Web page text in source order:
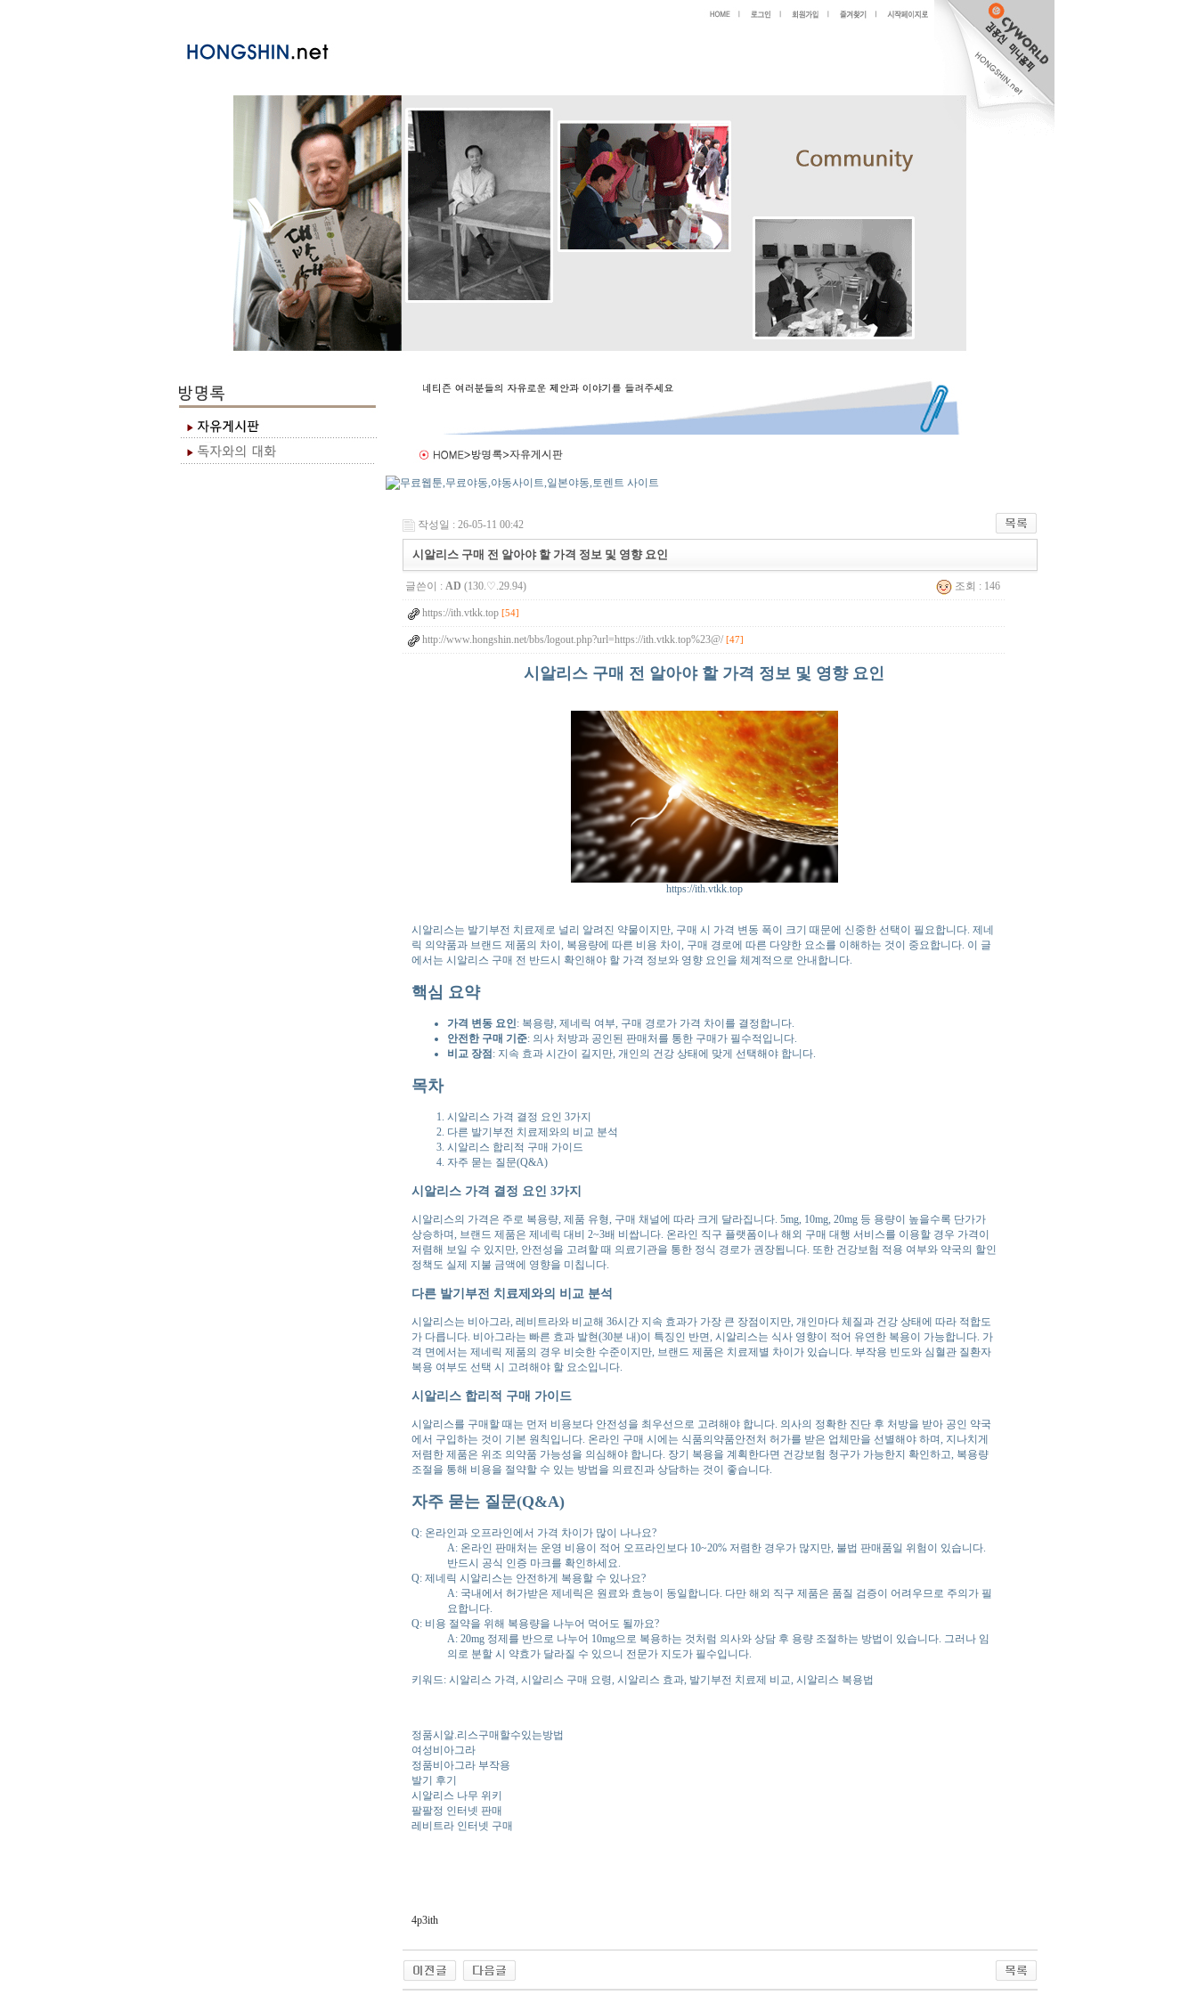
작성일 : 26-05-11 00:42
시알리스 구매 전 알아야 할 가격 정보 및 영향 요인
글쓴이 : AD (130.♡.29.94) 조회 : 146
https://ith.vtkk.top [54]
http://www.hongshin.net/bbs/logout.php?url=https://ith.vtkk.top%23@/ [47]
시알리스 구매 전 알아야 할 가격 정보 및 영향 요인
https://ith.vtkk.top
시알리스는 발기부전 치료제로 널리 알려진 약물이지만, 구매 시 가격 변동 폭이 크기 때문에 신중한 선택이 필요합니다. 제네
릭 의약품과 브랜드 제품의 차이, 복용량에 따른 비용 차이, 구매 경로에 따른 다양한 요소를 이해하는 것이 중요합니다. 이 글
에서는 시알리스 구매 전 반드시 확인해야 할 가격 정보와 영향 요인을 체계적으로 안내합니다.
핵심 요약
가격 변동 요인: 복용량, 제네릭 여부, 구매 경로가 가격 차이를 결정합니다.
안전한 구매 기준: 의사 처방과 공인된 판매처를 통한 구매가 필수적입니다.
비교 장점 : 지속 효과 시간이 길지만, 개인의 건강 상태에 맞게 선택해야 합니다.
목차
시알리스 가격 결정 요인 3가지
다른 발기부전 치료제와의 비교 분석
시알리스 합리적 구매 가이드
자주 묻는 질문(Q&A)
시알리스 가격 결정 요인 3가지
시알리스의 가격은 주로 복용량, 제품 유형, 구매 채널에 따라 크게 달라집니다. 5mg, 10mg, 20mg 등 용량이 높을수록 단가가
상승하며, 브랜드 제품은 제네릭 대비 2~3배 비쌉니다. 온라인 직구 플랫폼이나 해외 구매 대행 서비스를 이용할 경우 가격이
저렴해 보일 수 있지만, 안전성을 고려할 때 의료기관을 통한 정식 경로가 권장됩니다. 또한 건강보험 적용 여부와 약국의 할인
정책도 실제 지불 금액에 영향을 미칩니다.
다른 발기부전 치료제와의 비교 분석
시알리스는 비아그라, 레비트라와 비교해 36시간 지속 효과가 가장 큰 장점이지만, 개인마다 체질과 건강 상태에 따라 적합도
가 다릅니다. 비아그라는 빠른 효과 발현(30분 내)이 특징인 반면, 시알리스는 식사 영향이 적어 유연한 복용이 가능합니다. 가
격 면에서는 제네릭 제품의 경우 비슷한 수준이지만, 브랜드 제품은 치료제별 차이가 있습니다. 부작용 빈도와 심혈관 질환자
복용 여부도 선택 시 고려해야 할 요소입니다.
시알리스 합리적 구매 가이드
시알리스를 구매할 때는 먼저 비용보다 안전성을 최우선으로 고려해야 합니다. 의사의 정확한 진단 후 처방을 받아 공인 약국
에서 구입하는 것이 기본 원칙입니다. 온라인 구매 시에는 식품의약품안전처 허가를 받은 업체만을 선별해야 하며, 지나치게
저렴한 제품은 위조 의약품 가능성을 의심해야 합니다. 장기 복용을 계획한다면 건강보험 청구가 가능한지 확인하고, 복용량
조절을 통해 비용을 절약할 수 있는 방법을 의료진과 상담하는 것이 좋습니다.
자주 묻는 질문(Q&A)
Q: 온라인과 오프라인에서 가격 차이가 많이 나나요?
A: 온라인 판매처는 운영 비용이 적어 오프라인보다 10~20% 저렴한 경우가 많지만, 불법 판매품일 위험이 있습니다.
반드시 공식 인증 마크를 확인하세요.
Q: 제네릭 시알리스는 안전하게 복용할 수 있나요?
A: 국내에서 허가받은 제네릭은 원료와 효능이 동일합니다. 다만 해외 직구 제품은 품질 검증이 어려우므로 주의가 필
요합니다.
Q: 비용 절약을 위해 복용량을 나누어 먹어도 될까요?
A: 20mg 정제를 반으로 나누어 10mg으로 복용하는 것처럼 의사와 상담 후 용량 조절하는 방법이 있습니다. 그러나 임
의로 분할 시 약효가 달라질 수 있으니 전문가 지도가 필수입니다.
키워드: 시알리스 가격, 시알리스 구매 요령, 시알리스 효과, 발기부전 치료제 비교, 시알리스 복용법
정품시알.리스구매할수있는방법
여성비아그라
정품비아그라 부작용
발기 후기
시알리스 나무 위키
팔팔정 인터넷 판매
레비트라 인터넷 구매
4p3ith